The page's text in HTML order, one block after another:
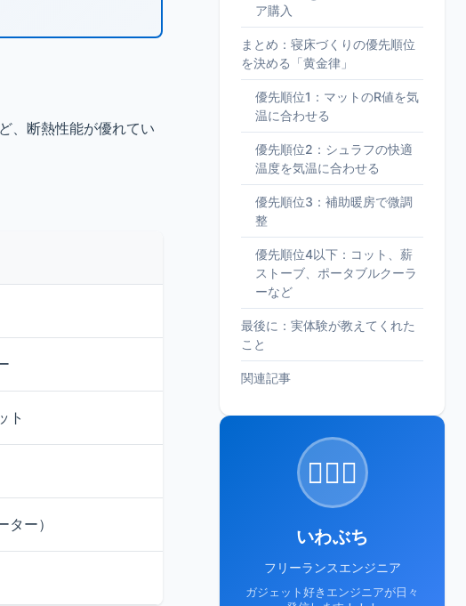
、断熱性能が優れてい
ト
ー）
ア購入
まとめ：寝床づくりの優先順位
を決める「黄金律」
優先順位1：マットのR値を気
温に合わせる
優先順位2：シュラフの快適
温度を気温に合わせる
優先順位3：補助暖房で微調
整
優先順位4以下：コット、薪
ストーブ、ポータブルクーラ
ーなど
最後に：実体験が教えてくれた
こと
関連記事
🙋🏻‍♂️
いわぶち
フリーランスエンジニア
ガジェット好きエンジニアが日々